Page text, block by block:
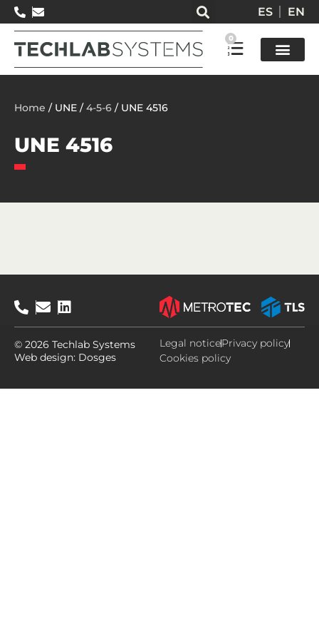
ES EN
0
Home / UNE /4-5-6 / UNE 4516
UNE 4516
© 2026 Techlab Systems
Web design: Dosges
Legal noticePrivacy policy
Cookies policy